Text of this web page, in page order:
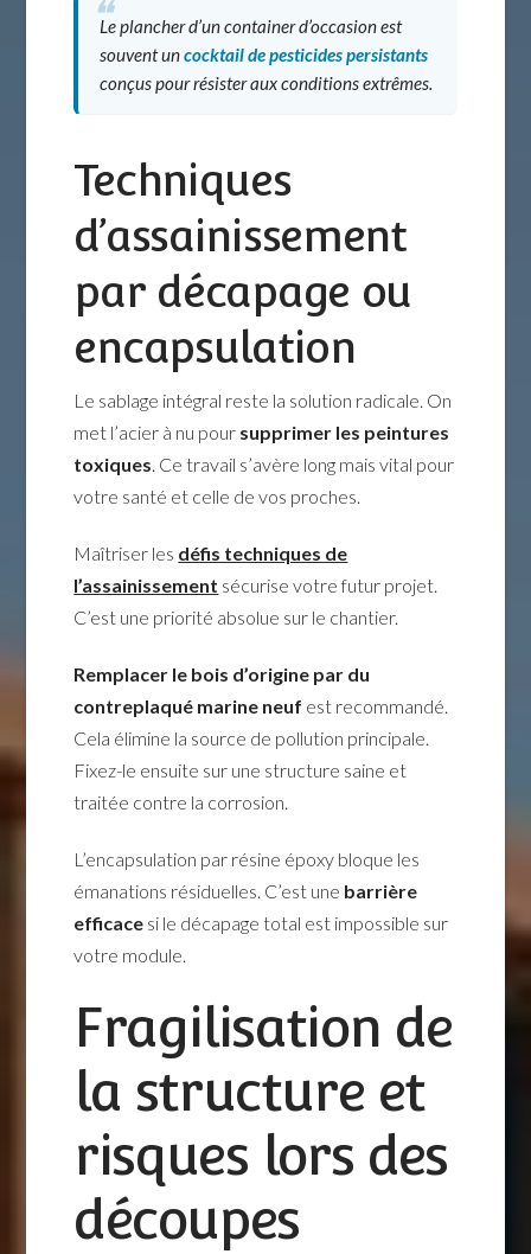
Le plancher d’un container d’occasion est
souvent uncocktail de pesticides persistants
conçus pour résister aux conditions extrêmes.
Techniques
d’assainissement
par décapage ou
encapsulation
Le sablage intégral reste la solution radicale. On
met l’acier à nu pour supprimer les peintures
toxiques. Ce travail s’avère long mais vital pour
votre santé et celle de vos proches.
Maîtriser les défis techniques de
l’assainissement sécurise votre futur projet.
C’est une priorité absolue sur le chantier.
Remplacer le bois d’origine par du
contreplaqué marine neuf est recommandé.
Cela élimine la source de pollution principale.
Fixez-le ensuite sur une structure saine et
traitée contre la corrosion.
L’encapsulation par résine époxy bloque les
émanations résiduelles. C’est une barrière
efficace si le décapage total est impossible sur
votre module.
Fragilisation de
la structure et
risques lors des
découpes